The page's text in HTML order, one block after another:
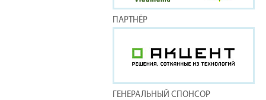
ПАРТНЁР
ГЕНЕРАЛЬНЫЙ СПОНСОР